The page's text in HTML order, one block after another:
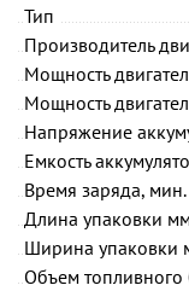
Тип
Производитель
Мощность
Мощность
Напряжение
Емкость
Время заряда, мин.
Длина упаковки
Ширина упаковки
Объем топливного